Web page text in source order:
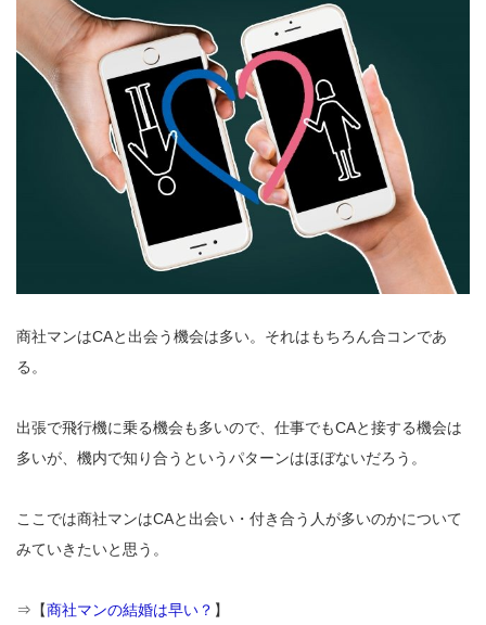
商社マンはCAと出会う機会は多い。それはもちろん合コンであ
る。
出張で飛行機に乗る機会も多いので、仕事でもCAと接する機会は
多いが、機内で知り合うというパターンはほぼないだろう。
ここでは商社マンはCAと出会い・付き合う人が多いのかについて
みていきたいと思う。
⇒【商社マンの結婚は早い？ 】